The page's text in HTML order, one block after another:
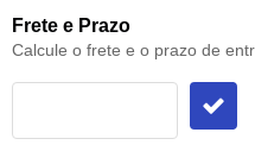
Frete e Prazo
Calcule o frete e o prazo de